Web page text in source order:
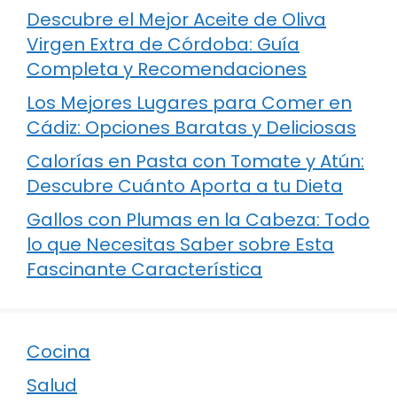
Descubre el Mejor Aceite de Oliva
Virgen Extra de Córdoba: Guía
Completa y Recomendaciones
Los Mejores Lugares para Comer en
Cádiz: Opciones Baratas y Deliciosas
Calorías en Pasta con Tomate y Atún:
Descubre Cuánto Aporta a tu Dieta
Gallos con Plumas en la Cabeza: Todo
lo que Necesitas Saber sobre Esta
Fascinante Característica
Cocina
Salud